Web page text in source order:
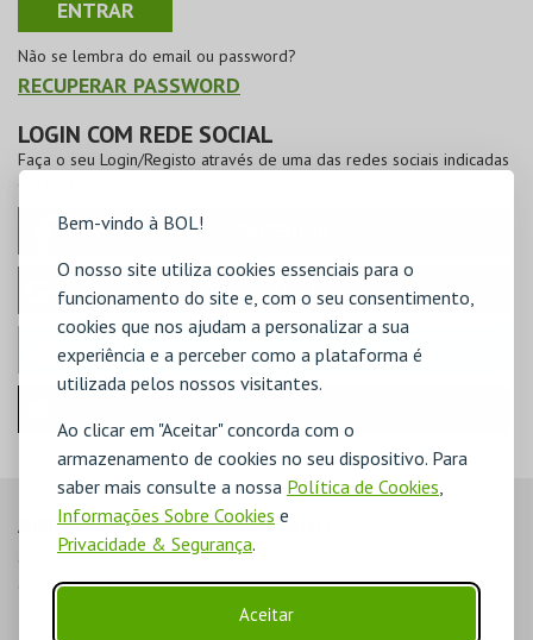
Bem-vindo à BOL!
O nosso site utiliza cookies essenciais para o
funcionamento do site e, com o seu consentimento,
cookies que nos ajudam a personalizar a sua
experiência e a perceber como a plataforma é
utilizada pelos nossos visitantes.
Ao clicar em "Aceitar" concorda com o
armazenamento de cookies no seu dispositivo. Para
saber mais consulte a nossa Política de Cookies
Informações Sobre Cookies e
Privacidade & Segurança.
Aceitar
Não se lembra do email ou password?
RECUPERAR PASSWORD
LOGIN COM REDE SOCIAL
Faça o seu Login/Registo através de uma das redes sociais indicadas
em baixo
GOOGLE
MICROSOFT
AINDA NÃO ESTOU REGISTADO
O registo na plataforma BOL permite-lhe acompanhar as suas
compras na área de cliente.